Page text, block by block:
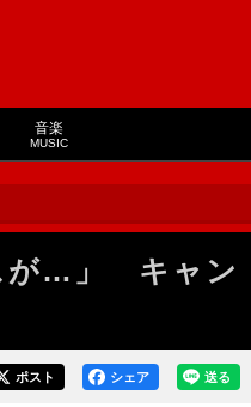
音楽
MUSIC
が…」 キャン
送る
シェア
ポスト